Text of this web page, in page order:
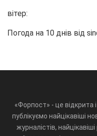
вітер:
Погода на 10 днів від
«Форпост» - це
публікуємо найцікавіші
журналістів,